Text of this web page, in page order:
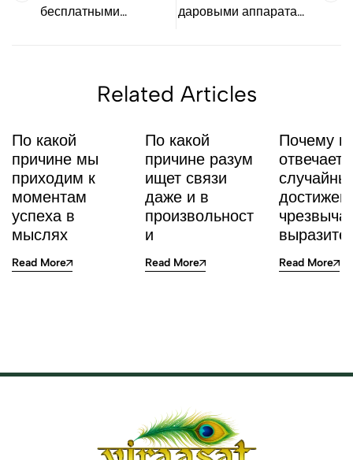
бесплатными
даровыми аппаратами
Related Articles
По какой
причине мы
приходим к
моментам
успеха в
мыслях
Read More
По какой
причине разум
ищет связи
даже и в
произвольност
и
Read More
Почему
отвечает
Read More